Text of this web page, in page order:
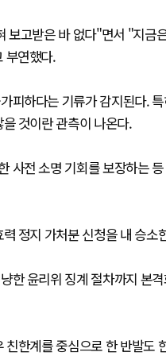
보고받은 바 없다"면서 "지금
부연했다.
피하다는 기류가 감지된다.
것이란 관측이 나온다.
사전 소명 기회를 보장하는
정지 가처분 신청을 내 승소
한 윤리위 징계 절차까지 본
한계를 중심으로 한 반발도